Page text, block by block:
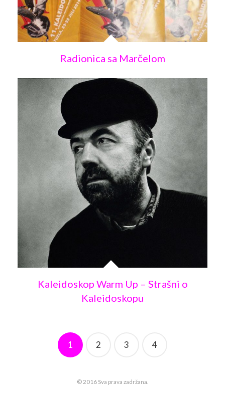
Radionica sa Marčelom
Kaleidoskop Warm Up – Strašni o
Kaleidoskopu
1 2 3 4
© 2016 Sva prava zadržana.